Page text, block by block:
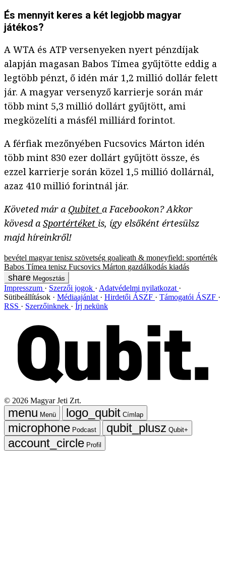
És mennyit keres a két legjobb magyar
játékos?
A WTA és ATP versenyeken nyert pénzdíjak
alapján magasan Babos Tímea gyűjtötte eddig a
legtöbb pénzt, ő idén már 1,2 millió dollár felett
jár. A magyar versenyző karrierje során már
több mint 5,3 millió dollárt gyűjtött, ami
megközelíti a másfél milliárd forintot.
A férfiak mezőnyében Fucsovics Márton idén
több mint 830 ezer dollárt gyűjtött össze, és
ezzel karrierje során közel 1,5 millió dollárnál,
azaz 410 millió forintnál jár.
Követed már a Qubitet a Facebookon? Akkor
kövesd a Sportértéket is, így elsőként értesülsz
majd híreinkről!
bevétel magyar tenisz szövetség goalieath & moneyfield: sportérték
Babos Tímea tenisz Fucsovics Márton gazdálkodás kiadás
Megosztás
Impresszum Szerzői jogok
Adatvédelmi nyilatkozat
Sütibeállítások
Médiaajánlat Hirdetői ÁSZF
Támogatói ÁSZF
RSS
Szerzőinknek Írj nekünk
© 2026 Magyar Jeti Zrt.
Menü
Címlap
Podcast
Qubit+
Profil